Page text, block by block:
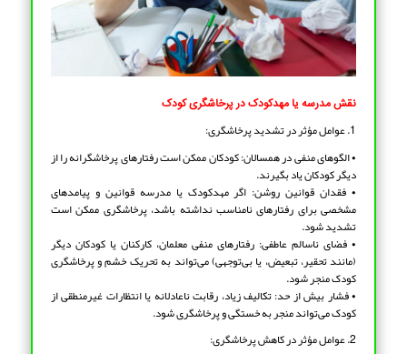
نقش مدرسه یا مهدکودک در پرخاشگری کودک
1. عوامل مؤثر در تشدید پرخاشگری:
• الگوهای منفی در همسالان: کودکان ممکن است رفتارهای پرخاشگرانه را از
دیگر کودکان یاد بگیرند.
• فقدان قوانین روشن: اگر مهدکودک یا مدرسه قوانین و پیامدهای
مشخصی برای رفتارهای نامناسب نداشته باشد، پرخاشگری ممکن است
تشدید شود.
• فضای ناسالم عاطفی: رفتارهای منفی معلمان، کارکنان یا کودکان دیگر
(مانند تحقیر، تبعیض، یا بی‌توجهی) می‌تواند به تحریک خشم و پرخاشگری
کودک منجر شود.
• فشار بیش از حد: تکالیف زیاد، رقابت ناعادلانه یا انتظارات غیرمنطقی از
کودک می‌تواند منجر به خستگی و پرخاشگری شود.
2. عوامل مؤثر در کاهش پرخاشگری: